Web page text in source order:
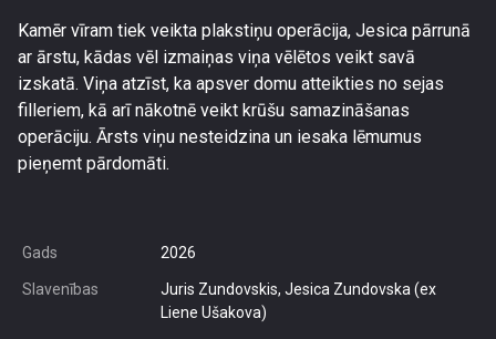
Kamēr vīram tiek veikta plakstiņu operācija, Jesica pārrunā
ar ārstu, kādas vēl izmaiņas viņa vēlētos veikt savā
izskatā. Viņa atzīst, ka apsver domu atteikties no sejas
filleriem, kā arī nākotnē veikt krūšu samazināšanas
operāciju. Ārsts viņu nesteidzina un iesaka lēmumus
pieņemt pārdomāti.
Gads 2026
Slavenības
Juris Zundovskis, Jesica Zundovska (ex
Liene Ušakova)